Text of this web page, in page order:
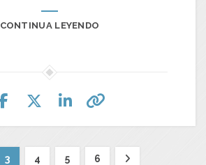
CONTINUA LEYENDO
3 4 5 6